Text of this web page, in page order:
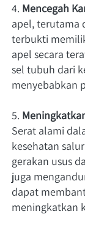
4. Mencegah
apel, terutama
terbukti
apel secara
sel tubuh dari
menyebabkan
5.
Serat alami
kesehatan
gerakan usus
juga
dapat
meningkatkan